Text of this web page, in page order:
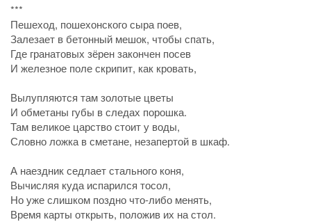
***
Пешеход, пошехонского сыра поев,
Залезает в бетонный мешок, чтобы спать,
Где гранатовых зёрен закончен посев
И железное поле скрипит, как кровать,
Вылупляются там золотые цветы
И обметаны губы в следах порошка.
Там великое царство стоит у воды,
Словно ложка в сметане, незапертой в шкаф.
А наездник седлает стального коня,
Вычисляя куда испарился тосол,
Но уже слишком поздно что-либо менять,
Время карты открыть, положив их на стол.